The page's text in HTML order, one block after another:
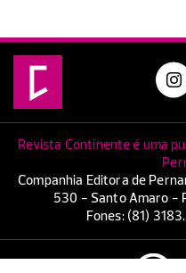
Revista Continente é uma
Companhia Editora de
530 - Santo Amaro -
Fones: (81)